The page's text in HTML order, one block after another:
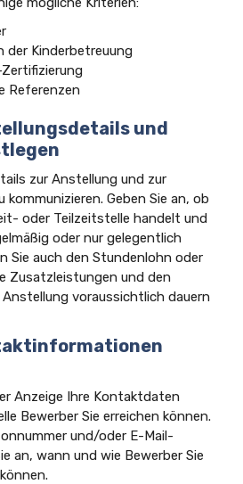
der Kinderbetreuung
Referenzen
und
zur Anstellung und zur
Geben Sie an, ob
oder Teilzeitstelle handelt und
oder nur gelegentlich
Sie auch den Stundenlohn oder
Zusatzleistungen und den
voraussichtlich dauern
Anzeige Ihre Kontaktdaten
Bewerber Sie erreichen können.
und/oder E-Mail-
an, wann und wie Bewerber Sie